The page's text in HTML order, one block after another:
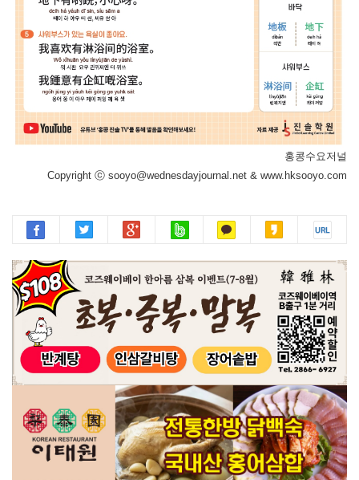
홍콩수요저널
Copyright ⓒ sooyo@wednesdayjournal.net & www.hksooyo.com